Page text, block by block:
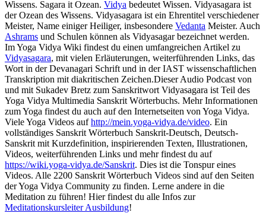
Wissens. Sagara it Ozean. Vidya bedeutet Wissen. Vidyasagara ist
der Ozean des Wissens. Vidyasagara ist ein Ehrentitel verschiedener
Meister, Name einiger Heiliger, insbesondere Vedanta Meister. Auch
Ashrams und Schulen können als Vidyasagar bezeichnet werden.
Im Yoga Vidya Wiki findest du einen umfangreichen Artikel zu
Vidyasagara, mit vielen Erläuterungen, weiterführenden Links, das
Wort in der Devanagari Schrift und in der IAST wissenschaftlichen
Transkription mit diakritischen Zeichen.Dieser Audio Podcast von
und mit Sukadev Bretz zum Sanskritwort Vidyasagara ist Teil des
Yoga Vidya Multimedia Sanskrit Wörterbuchs. Mehr Informationen
zum Yoga findest du auch auf den Internetseiten von Yoga Vidya.
Viele Yoga Videos aufhttp://mein.yoga-vidya.de/video. Ein
vollständiges Sanskrit Wörterbuch Sanskrit-Deutsch, Deutsch-
Sanskrit mit Kurzdefinition, inspirierenden Texten, Illustrationen,
Videos, weiterführenden Links und mehr findest du auf
https://wiki.yoga-vidya.de/Sanskrit. Dies ist die Tonspur eines
Videos. Alle 2200 Sanskrit Wörterbuch Videos sind auf den Seiten
der Yoga Vidya Community zu finden. Lerne andere in die
Meditation zu führen! Hier findest du alle Infos zur
Meditationskursleiter Ausbildung!